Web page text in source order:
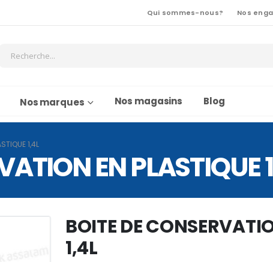
Qui sommes-nous? Nos
Nos marques Nos magasins Blog
1,4L
EN PLASTIQUE
BOITE DE
1,4L